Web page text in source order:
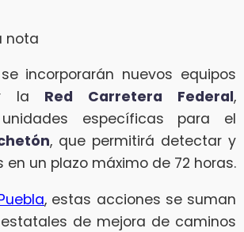
incorporarán nuevos equipos
la Red Carretera Federal,
específicas para el
, que permitirá detectar y
en un plazo máximo de 72 horas.
, estas acciones se suman
de mejora de caminos